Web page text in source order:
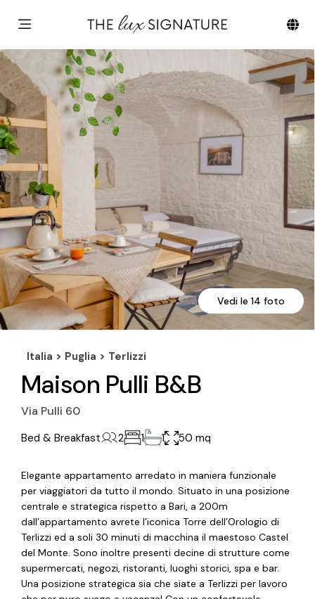
Vedi le 14 foto
Italia > Puglia > Terlizzi
Maison Pulli B&B
Via Pulli 60
Bed & Breakfast 2 1 1 50 mq
Elegante appartamento arredato in maniera funzionale
per viaggiatori da tutto il mondo. Situato in una posizione
centrale e strategica rispetto a Bari, a 200m
dall’appartamento avrete l’iconica Torre dell’Orologio di
Terlizzi ed a soli 30 minuti di macchina il maestoso Castel
del Monte. Sono inoltre presenti decine di strutture come
supermercati, negozi, ristoranti, luoghi storici, spa e bar.
Una posizione strategica sia che siate a Terlizzi per lavoro